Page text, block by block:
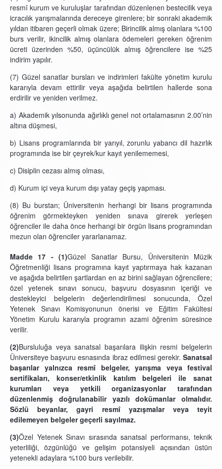
resmî kurum ve kuruluşlar tarafından düzenlenen bestecilik veya
icracılık yarışmalarında dereceye girenlere; bir sonraki akademik
yıldan itibaren geçerli olmak üzere; Birincilik almış olanlara %100
burs verilir, ikincilik almış olanlara ödemeleri gereken öğrenim
ücreti üzerinden %50, üçüncülük almış öğrencilere ise %25
indirim yapılır.
(7) Güzel sanatlar bursları ve indirimleri fakülte yönetim kurulu
kararıyla devam ettirilir veya aşağıda belirtilen hallerde sona
erdirilir ve yeniden verilmez.
a) Akademik yılsonunda ağırlıklı genel not ortalamasının 2.00’nin
altına düşmesi,
b) Lisans programlarında bir yarıyıl, zorunlu yabancı dil hazırlık
programında ise bir çeyrek/kur kayıt yenilememesi,
c) Disiplin cezası almış olması,
d) Kurum içi veya kurum dışı yatay geçiş yapması.
(8) Bu burstan; Üniversitenin herhangi bir lisans programında
öğrenim görmekteyken yeniden sınava girerek yerleşen
öğrenciler ile daha önce herhangi bir örgün lisans programından
mezun olan öğrenciler yararlanamaz.
Madde 17 - (1)Güzel Sanatlar Bursu, Üniversitenin Müzik
Öğretmenliği lisans programına kayıt yaptırmaya hak kazanan
ve aşağıda belirtilen şartlardan en az birini sağlayan öğrencilere;
özel yetenek sınavı sonucu, başvuru dosyasının içeriği ve
destekleyici belgelerin değerlendirilmesi sonucunda, Özel
Yetenek Sınavı Komisyonunun önerisi ve Eğitim Fakültesi
Yönetim Kurulu kararıyla programın azami öğrenim süresince
verilir.
(2)Bursluluğa veya sanatsal başarılara ilişkin resmi belgelerin
Üniversiteye başvuru esnasında ibraz edilmesi gerekir. Sanatsal
başarılar yalnızca resmî belgeler, yarışma veya festival
sertifikaları, konser/etkinlik katılım belgeleri ile sanat
kurumları veya yetkili organizasyonlar tarafından
düzenlenmiş doğrulanabilir yazılı dokümanlar olmalıdır.
Sözlü beyanlar, gayri resmî yazışmalar veya teyit
edilemeyen belgeler geçerli sayılmaz.
(3)Özel Yetenek Sınavı sırasında sanatsal performansı, teknik
yeterliliği, özgünlüğü ve gelişim potansiyeli açısından üstün
yetenekli adaylara %100 burs verilebilir.